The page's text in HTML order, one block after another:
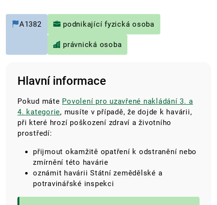
A1382 podnikající fyzická osoba
právnická osoba
Hlavní informace
Pokud máte Povolení pro uzavřené nakládání 3. a
4. kategorie, musíte v případě, že dojde k havárii,
při které hrozí poškození zdraví a životního
prostředí:
přijmout okamžitě opatření k odstranění nebo
zmírnění této havárie
oznámit havárii Státní zemědělské a
potravinářské inspekci